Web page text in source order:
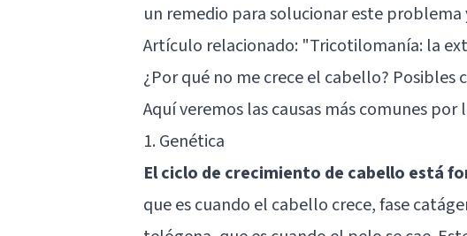
un remedio para solucionar este
Artículo relacionado: "Tricotilomanía: la
¿Por qué no me crece el cabello? Posibles
Aquí veremos las causas más comunes
1. Genética
El ciclo de crecimiento de cabello está
que es cuando el cabello crece, fase